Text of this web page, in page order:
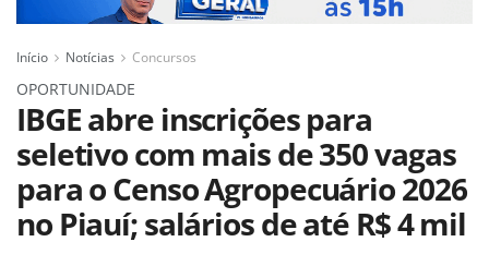
Início Notícias Concursos
OPORTUNIDADE
IBGE abre inscrições para
seletivo com mais de 350 vagas
para o Censo Agropecuário 2026
no Piauí; salários de até R$ 4 mil